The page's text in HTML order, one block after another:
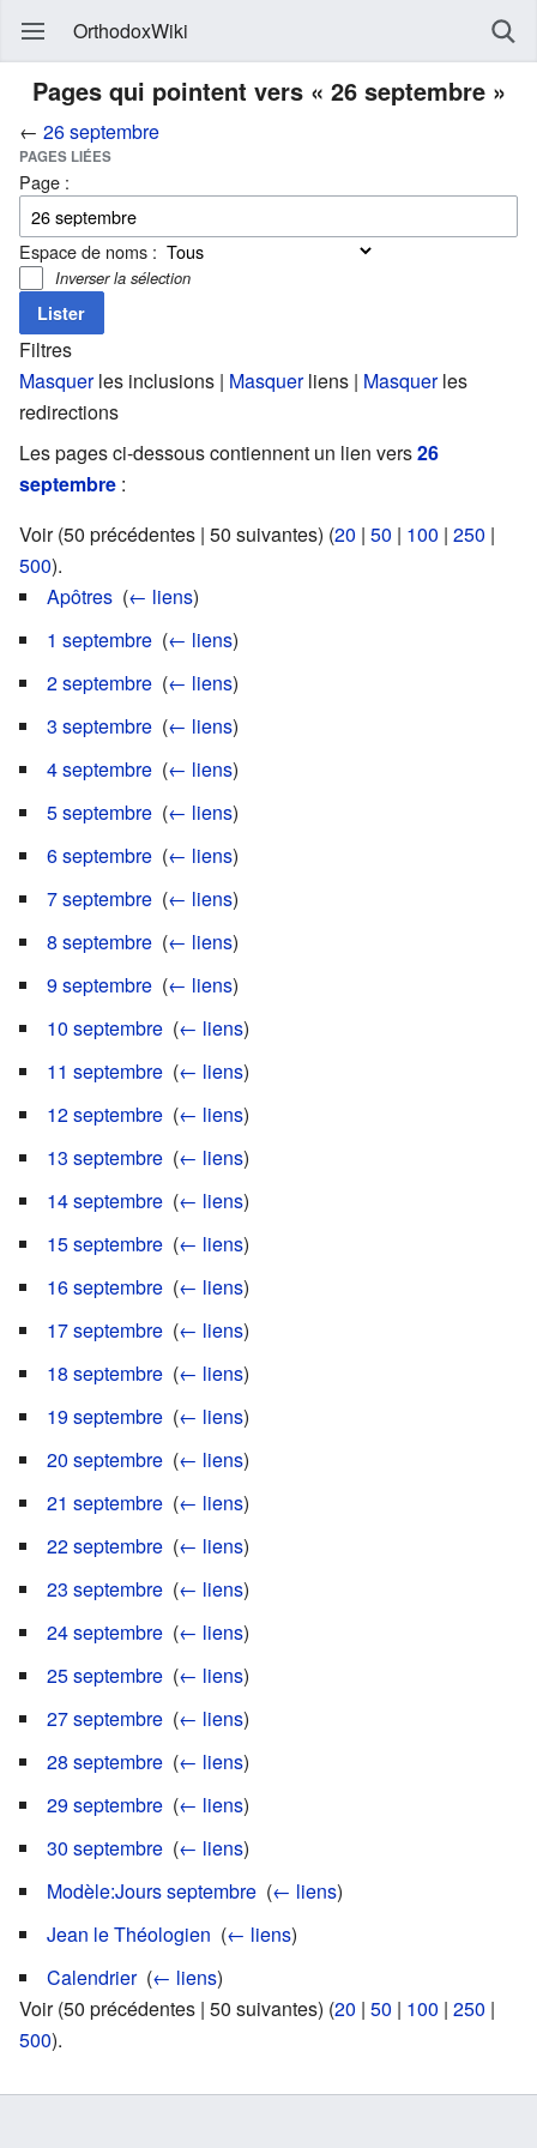
OrthodoxWiki
Pages qui pointent vers « 26 septembre »
← 26 septembre
PAGES LIÉES
Page :
Espace de noms :
Inverser la sélection
Filtres
Masquerles inclusions | Masquerliens | Masquerles
redirections
Les pages ci-dessous contiennent un lien vers26
septembre :
Voir (50 précédentes | 50 suivantes) (20 | 50 | 100 | 250 |
500).
Apôtres (← liens)
1 septembre (← liens)
2 septembre (← liens)
3 septembre (← liens)
4 septembre (← liens)
5 septembre (← liens)
6 septembre (← liens)
7 septembre (← liens)
8 septembre (← liens)
9 septembre (← liens)
10 septembre (← liens)
11 septembre (← liens)
12 septembre (← liens)
13 septembre (← liens)
14 septembre (← liens)
15 septembre (← liens)
16 septembre (← liens)
17 septembre (← liens)
18 septembre (← liens)
19 septembre (← liens)
20 septembre (← liens)
21 septembre (← liens)
22 septembre (← liens)
23 septembre (← liens)
24 septembre (← liens)
25 septembre (← liens)
27 septembre (← liens)
28 septembre (← liens)
29 septembre (← liens)
30 septembre (← liens)
Modèle:Jours septembre (← liens)
Jean le Théologien (← liens)
Calendrier‎ (← liens)
Voir (50 précédentes | 50 suivantes) (20 | 50 | 100 | 250 |
500).